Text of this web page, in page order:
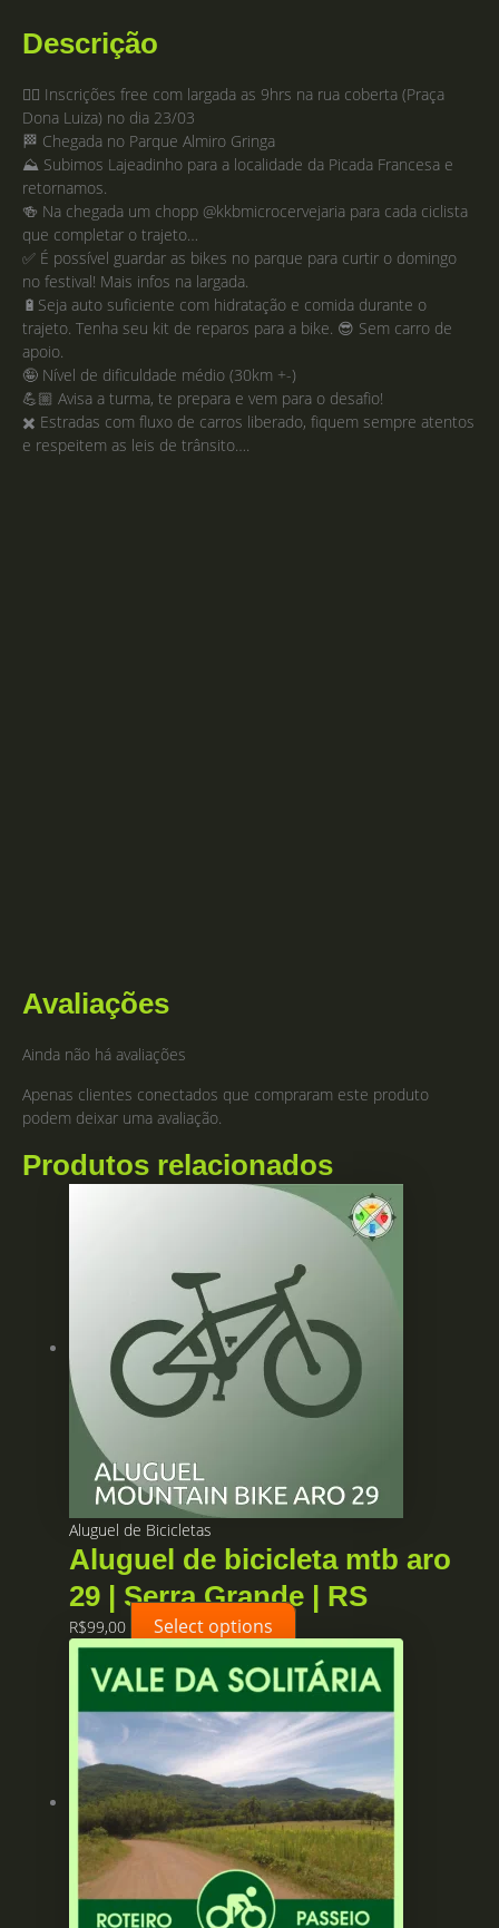
Descrição
👉🏽 Inscrições free com largada as 9hrs na rua coberta (Praça
Dona Luiza) no dia 23/03
🏁 Chegada no Parque Almiro Gringa
⛰️ Subimos Lajeadinho para a localidade da Picada Francesa e
retornamos.
🍻 Na chegada um chopp @kkbmicrocervejaria para cada ciclista
que completar o trajeto…
✅ É possível guardar as bikes no parque para curtir o domingo
no festival! Mais infos na largada.
🔋Seja auto suficiente com hidratação e comida durante o
trajeto. Tenha seu kit de reparos para a bike. 😎 Sem carro de
apoio.
🤪 Nível de dificuldade médio (30km +-)
💪🏼 Avisa a turma, te prepara e vem para o desafio!
✖️ Estradas com fluxo de carros liberado, fiquem sempre atentos
e respeitem as leis de trânsito….
Avaliações
Ainda não há avaliações
Apenas clientes conectados que compraram este produto
podem deixar uma avaliação.
Produtos relacionados
Aluguel de Bicicletas
Aluguel de bicicleta mtb aro
29 | Serra Grande | RS
R$99,00 Select options